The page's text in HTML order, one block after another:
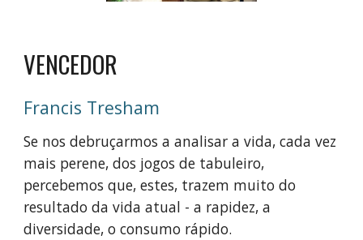
VENCEDOR
Francis Tresham
Se nos debruçarmos a analisar a vida, cada vez
mais perene, dos jogos de tabuleiro,
percebemos que, estes, trazem muito do
resultado da vida atual - a rapidez, a
diversidade, o consumo rápido.